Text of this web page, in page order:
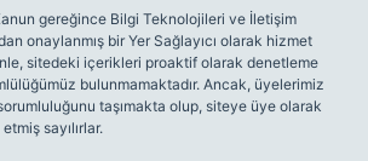
gereğince Bilgi Teknolojileri ve İletişim
onaylanmış bir Yer Sağlayıcı olarak hizmet
sitedeki içerikleri proaktif olarak denetleme
bulunmamaktadır. Ancak, üyelerimiz
taşımakta olup, siteye üye olarak
sayılırlar.